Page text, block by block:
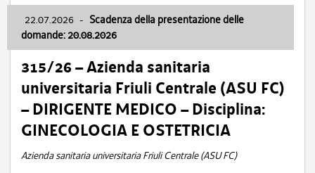
22.07.2026 - Scadenza della presentazione delle
domande: 20.08.2026
315/26 – Azienda sanitaria
universitaria Friuli Centrale (ASU FC)
– DIRIGENTE MEDICO – Disciplina:
GINECOLOGIA E OSTETRICIA
Azienda sanitaria universitaria Friuli Centrale (ASU FC)